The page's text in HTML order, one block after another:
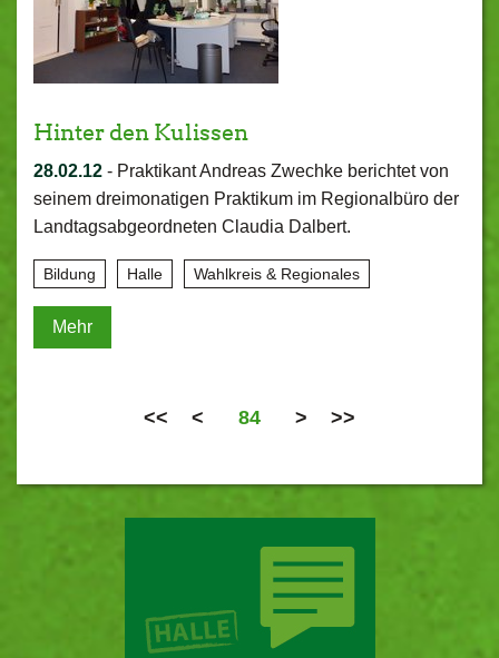
Hinter den Kulissen
28.02.12 - Praktikant Andreas Zwechke berichtet von
seinem dreimonatigen Praktikum im Regionalbüro der
Landtagsabgeordneten Claudia Dalbert.
Bildung Halle Wahlkreis & Regionales
Mehr
<< < 84 > >>